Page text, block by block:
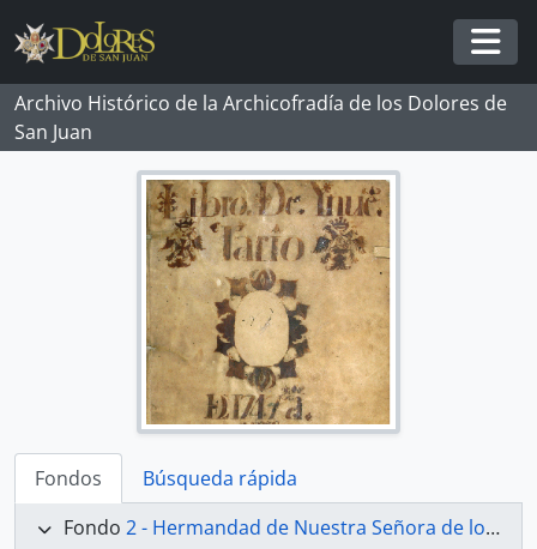
Skip to main content
Archivo Histórico de la Archicofradía de los Dolores de
San Juan
Fondos
Búsqueda rápida
Fondo 2 - Hermandad de Nuestra Señora de los Dolores